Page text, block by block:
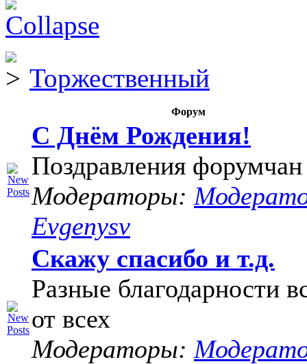
Торжественный
Форум
С Днём Рождения!
Поздравления форумчан
Модераторы:
Evgenysv
Скажу спасибо и т.д.
Разные благодарности
от всех
Модераторы: